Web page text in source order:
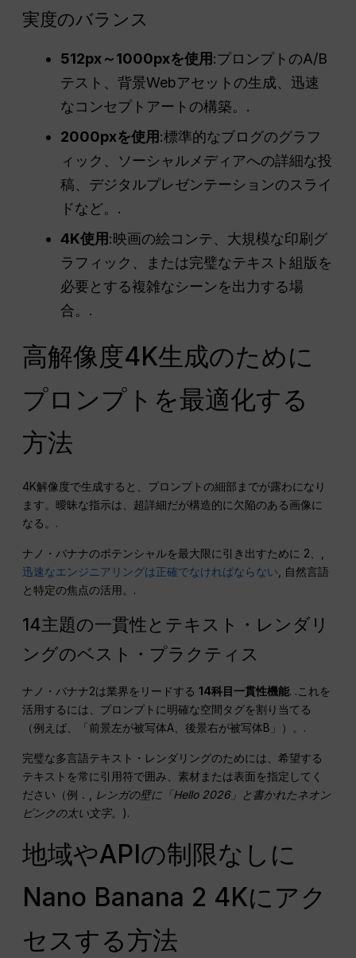
実度のバランス
512px～1000pxを使用:プロンプトのA/B
テスト、背景Webアセットの生成、迅速
なコンセプトアートの構築。.
2000pxを使用:標準的なブログのグラフ
ィック、ソーシャルメディアへの詳細な投
稿、デジタルプレゼンテーションのスライ
ドなど。.
4K使用:映画の絵コンテ、大規模な印刷グ
ラフィック、または完璧なテキスト組版を
必要とする複雑なシーンを出力する場
合。.
高解像度4K生成のために
プロンプトを最適化する
方法
4K解像度で生成すると、プロンプトの細部までが露わになり
ます。曖昧な指示は、超詳細だが構造的に欠陥のある画像に
なる。.
ナノ・バナナのポテンシャルを最大限に引き出すために 2、,
迅速なエンジニアリングは正確でなければならない , 自然言語
と特定の焦点の活用。.
14主題の一貫性とテキスト・レンダリ
ングのベスト・プラクティス
ナノ・バナナ2は業界をリードする14科目一貫性機能. .これを
活用するには、プロンプトに明確な空間タグを割り当てる
（例えば、「前景左が被写体A、後景右が被写体B」）。.
完璧な多言語テキスト・レンダリングのためには、希望する
テキストを常に引用符で囲み、素材または表面を指定してく
ださい（例．, レンガの壁に「Hello 2026」と書かれたネオン
ピンクの太い文字。 ).
地域やAPIの制限なしに
Nano Banana 2 4Kにアク
セスする方法